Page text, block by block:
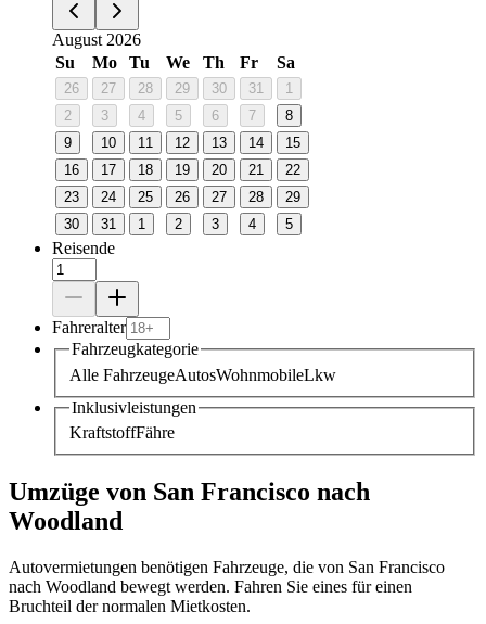
August 2026
Su
Mo Tu We Th Fr Sa
26 27 28 29 30 31
1
2
3 4 5 6 7
8
9
10 11 12 13 14
15
16
17 18 19 20 21
22
23
24 25 26 27 28
29
30
31 1 2 3 4 5
Reisende
Fahreralter
Fahrzeugkategorie
Alle FahrzeugeAutosWohnmobileLkw
Inklusivleistungen
KraftstoffFähre
Umzüge von San Francisco nach
Woodland
Autovermietungen benötigen Fahrzeuge, die von San Francisco
nach Woodland bewegt werden. Fahren Sie eines für einen
Bruchteil der normalen Mietkosten.